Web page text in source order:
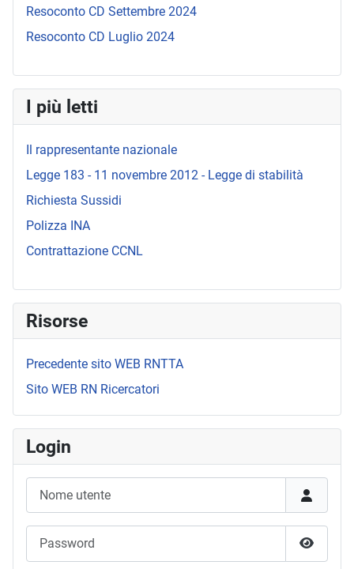
Resoconto CD Settembre 2024
Resoconto CD Luglio 2024
I più letti
Il rappresentante nazionale
Legge 183 - 11 novembre 2012 - Legge di stabilità
Richiesta Sussidi
Polizza INA
Contrattazione CCNL
Risorse
Precedente sito WEB RNTTA
Sito WEB RN Ricercatori
Login
Mostra